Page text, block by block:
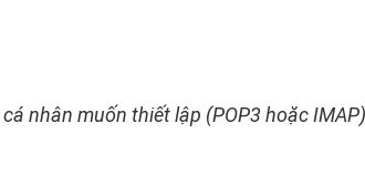
nhân muốn thiết lập (POP3 hoặc